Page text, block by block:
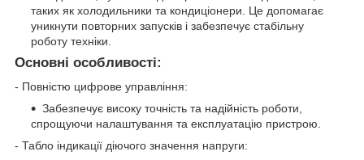
таких як холодильники та кондиціонери. Це допомагає
уникнути повторних запусків і забезпечує стабільну
роботу техніки.
Основні особливості:
- Повністю цифрове управління:
Забезпечує високу точність та надійність роботи,
спрощуючи налаштування та експлуатацію пристрою.
- Табло індикації діючого значення напруги: